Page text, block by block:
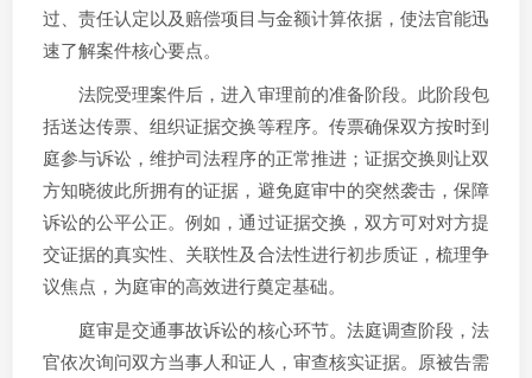
过、责任认定以及赔偿项目与金额计算依据，使法官能迅
速了解案件核心要点。
法院受理案件后，进入审理前的准备阶段。此阶段包
括送达传票、组织证据交换等程序。传票确保双方按时到
庭参与诉讼，维护司法程序的正常推进；证据交换则让双
方知晓彼此所拥有的证据，避免庭审中的突然袭击，保障
诉讼的公平公正。例如，通过证据交换，双方可对对方提
交证据的真实性、关联性及合法性进行初步质证，梳理争
议焦点，为庭审的高效进行奠定基础。
庭审是交通事故诉讼的核心环节。法庭调查阶段，法
官依次询问双方当事人和证人，审查核实证据。原被告需